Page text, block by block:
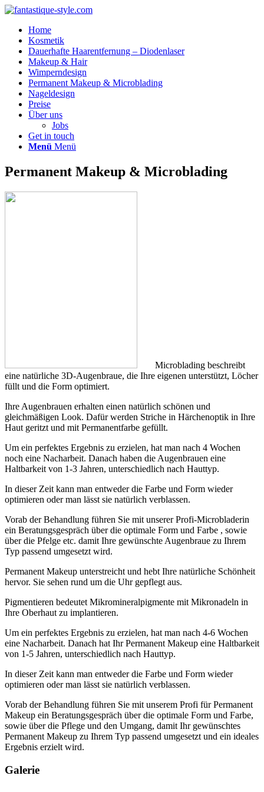
Home
Kosmetik
Dauerhafte Haarentfernung – Diodenlaser
Makeup & Hair
Wimperndesign
Permanent Makeup & Microblading
Nageldesign
Preise
Über uns
Jobs
Get in touch
Menü Menü
Permanent Makeup & Microblading
Microblading beschreibt
eine natürliche 3D-Augenbraue, die Ihre eigenen unterstützt, Löcher
füllt und die Form optimiert.
Ihre Augenbrauen erhalten einen natürlich schönen und
gleichmäßigen Look. Dafür werden Striche in Härchenoptik in Ihre
Haut geritzt und mit Permanentfarbe gefüllt.
Um ein perfektes Ergebnis zu erzielen, hat man nach 4 Wochen
noch eine Nacharbeit. Danach haben die Augenbrauen eine
Haltbarkeit von 1-3 Jahren, unterschiedlich nach Hauttyp.
In dieser Zeit kann man entweder die Farbe und Form wieder
optimieren oder man lässt sie natürlich verblassen.
Vorab der Behandlung führen Sie mit unserer Profi-Microbladerin
ein Beratungsgespräch über die optimale Form und Farbe , sowie
über die Pfelge etc. damit Ihre gewünschte Augenbraue zu Ihrem
Typ passend umgesetzt wird.
Permanent Makeup unterstreicht und hebt Ihre natürliche Schönheit
hervor. Sie sehen rund um die Uhr gepflegt aus.
Pigmentieren bedeutet Mikromineralpigmente mit Mikronadeln in
Ihre Oberhaut zu implantieren.
Um ein perfektes Ergebnis zu erzielen, hat man nach 4-6 Wochen
eine Nacharbeit. Danach hat Ihr Permanent Makeup eine Haltbarkeit
von 1-5 Jahren, unterschiedlich nach Hauttyp.
In dieser Zeit kann man entweder die Farbe und Form wieder
optimieren oder man lässt sie natürlich verblassen.
Vorab der Behandlung führen Sie mit unserem Profi für Permanent
Makeup ein Beratungsgespräch über die optimale Form und Farbe,
sowie über die Pflege und den Umgang, damit Ihr gewünschtes
Permanent Makeup zu Ihrem Typ passend umgesetzt und ein ideales
Ergebnis erzielt wird.
Galerie